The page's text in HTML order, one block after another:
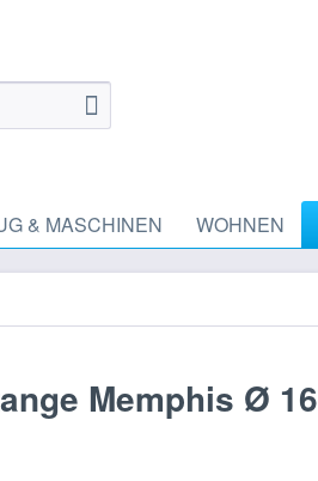
& MASCHINEN WOHNEN
Memphis Ø 16